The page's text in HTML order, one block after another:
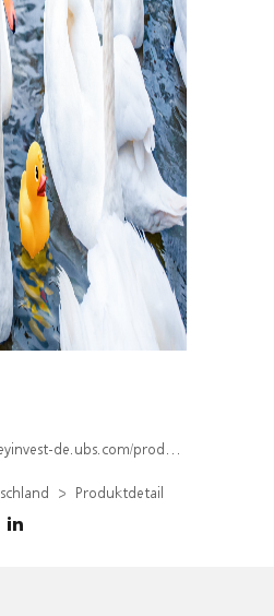
produkt/detail/index/isin/DE000WA8TZQ7
Produktdetail